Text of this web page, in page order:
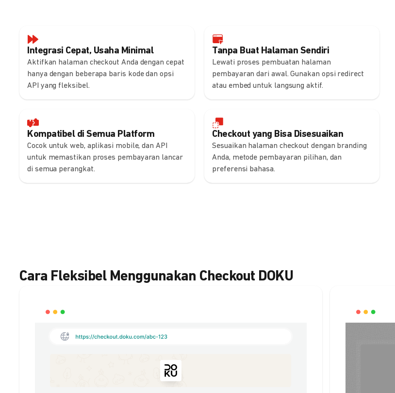
Integrasi Cepat, Usaha Minimal
Aktifkan halaman checkout Anda dengan cepat
hanya dengan beberapa baris kode dan opsi
API yang fleksibel.
Tanpa Buat Halaman Sendiri
Lewati proses pembuatan halaman
pembayaran dari awal. Gunakan opsi redirect
atau embed untuk langsung aktif.
Kompatibel di Semua Platform
Cocok untuk web, aplikasi mobile, dan API
untuk memastikan proses pembayaran lancar
di semua perangkat.
Checkout yang Bisa Disesuaikan
Sesuaikan halaman checkout dengan branding
Anda, metode pembayaran pilihan, dan
preferensi bahasa.
Cara Fleksibel Menggunakan Checkout DOKU